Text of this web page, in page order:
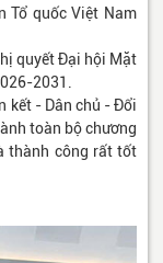
Tổ quốc Việt Nam
quyết Đại hội Mặt
2031.
kết - Dân chủ - Đổi
toàn bộ chương
thành công rất tốt